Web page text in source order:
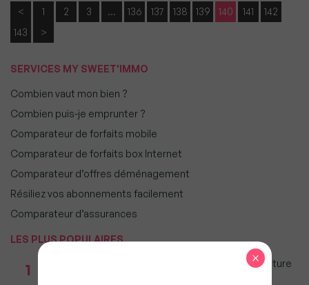
< 1 2 3 … 136 137 138 139 140 141
142
143
>
SERVICES MY SWEET'IMMO
Combien vaut mon bien ?
Combien puis-je emprunter ?
Comparateur de forfaits mobile
Comparateur de forfaits box Internet
Comparateur d’offres déménagement
Résiliez vos abonnements facilement
Comparateur d’assurances
LES PLUS POPULAIRES
1
Taxe foncière 2026 : Ces grandes villes où la facture
×